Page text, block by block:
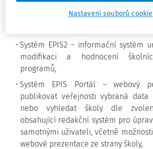
Systém EPIS1 – elektronický
sběr inspekčních dat, jejich
Systém EPIS2 – informační systém
modifikaci a hodnocení
programů,
Systém EPIS Portál – webový
publikovat veřejnosti vybraná data
nebo vyhledat školy dle
obsahující redakční systém pro
samotnými uživateli, včetně
webové prezentace ze strany školy,
Nastavení souborů cookie